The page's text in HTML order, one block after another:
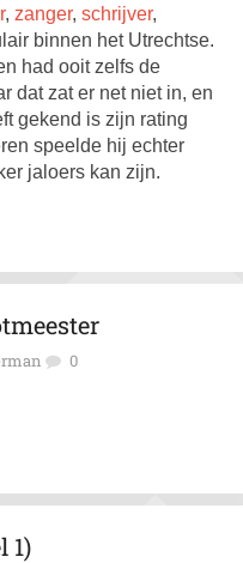
, zanger, schrijver,
binnen het Utrechtse.
had ooit zelfs de
dat zat er net niet in, en
gekend is zijn rating
speelde hij echter
jaloers kan zijn.
0
1)